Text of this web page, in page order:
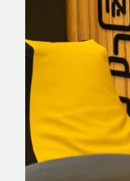
Cartão de
em dólar